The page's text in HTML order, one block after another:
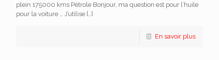
plein 175000 kms Pétrole Bonjour, ma question est pour l’huile
pour la voiture … J’utilise […]
En savoir plus